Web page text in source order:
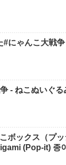
にゃんこ大戦
- ねこぬいぐる
ボックス（プ
(Pop-it) 종